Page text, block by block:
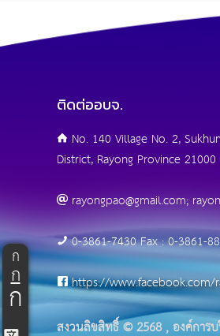
ติดต่ออบจ.
No. 140 Village No. 2,
District, Rayong Province 21000
rayongpao@gmail.com;
0-3861-7430 Fax : 0-3861-
https://www.facebook.com/
สงวนลิขสิทธิ์ © 2568 , องค์การ
ก
ก
ก